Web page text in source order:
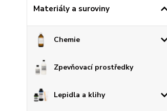
Materiály a suroviny
Chemie
Zpevňovací prostředky
Lepidla a klihy